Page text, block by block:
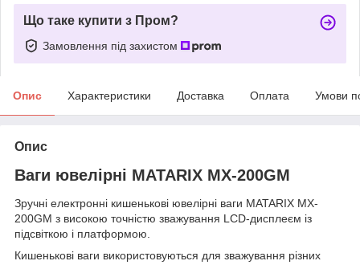
Що таке купити з Пром?
Замовлення під захистом
Опис Характеристики Доставка Оплата Умови
Опис
Ваги ювелірні MATARIX MX-200GM
Зручні електронні кишенькові ювелірні ваги MATARIX MX-
200GM з високою точністю зважування LCD-дисплеєм із
підсвіткою і платформою.
Кишенькові ваги використовуються для зважування різних